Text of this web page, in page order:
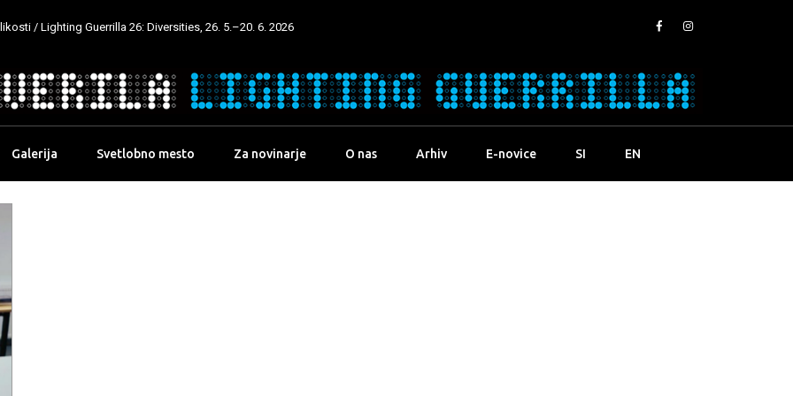
/ Lighting Guerrilla 26: Diversities, 26. 5.–20. 6. 2026
Galerija Svetlobno mesto Za novinarje O nas Arhiv E-novice SI EN